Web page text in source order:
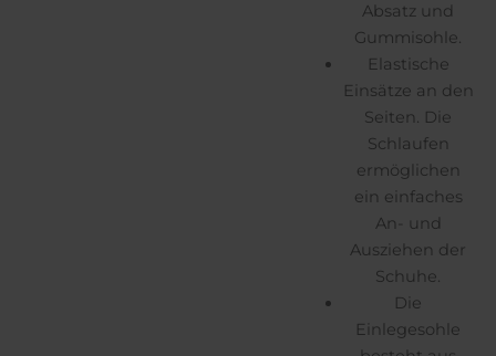
Absatz und
Gummisohle.
Elastische
Einsätze an den
Seiten. Die
Schlaufen
ermöglichen
ein einfaches
An- und
Ausziehen der
Schuhe.
Die
Einlegesohle